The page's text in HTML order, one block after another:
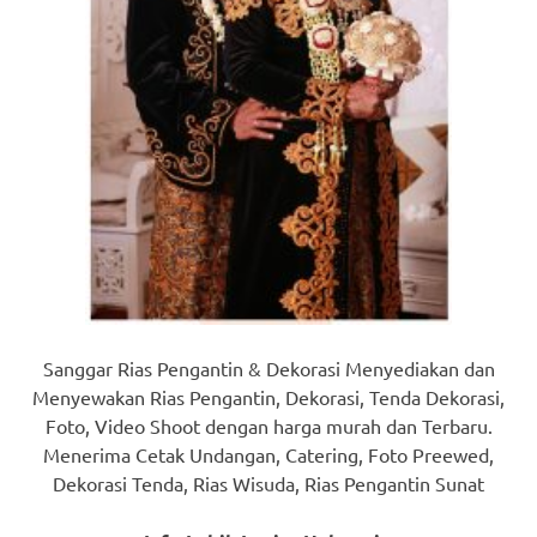
Sanggar Rias Pengantin & Dekorasi Menyediakan dan
Menyewakan Rias Pengantin, Dekorasi, Tenda Dekorasi,
Foto, Video Shoot dengan harga murah dan Terbaru.
Menerima Cetak Undangan, Catering, Foto Preewed,
Dekorasi Tenda, Rias Wisuda, Rias Pengantin Sunat